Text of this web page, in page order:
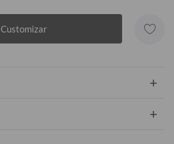
Customizar
+
+